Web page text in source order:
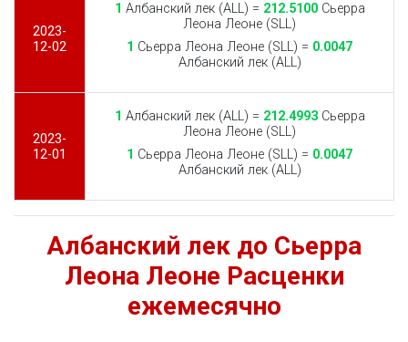
2023-
12-02
1 Албанский лек (ALL) = 212.5100Сьерра
Леона Леоне (SLL)
1 Сьерра Леона Леоне (SLL) = 0.0047
Албанский лек (ALL)
2023-
12-01
1 Албанский лек (ALL) = 212.4993Сьерра
Леона Леоне (SLL)
1 Сьерра Леона Леоне (SLL) = 0.0047
Албанский лек (ALL)
Албанский лек до Сьерра
Леона Леоне Расценки
ежемесячно